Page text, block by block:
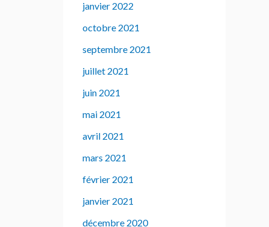
janvier 2022
octobre 2021
septembre 2021
juillet 2021
juin 2021
mai 2021
avril 2021
mars 2021
février 2021
janvier 2021
décembre 2020